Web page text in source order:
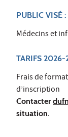
PUBLIC VISÉ :
Médecins et
TARIFS 2026-
Frais de
d’inscription
Contacter
situation.